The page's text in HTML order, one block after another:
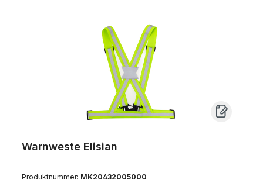
Warnweste Elisian
Produktnummer: MK20432005000